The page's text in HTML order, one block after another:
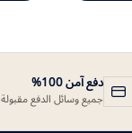
دفع آمن 100%
جميع وسائل الدفع مقبولة